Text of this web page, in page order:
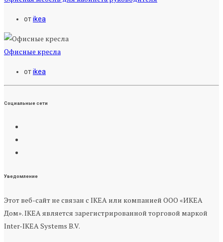
отikea
Офисные кресла
отikea
Социальные сети
Уведомление
Этот веб-сайт не связан с IKEA или компанией ООО «ИКЕА
Дом». IKEA является зарегистрированной торговой маркой
Inter-IKEA Systems B.V.